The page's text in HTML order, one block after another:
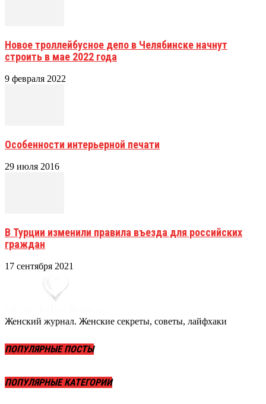
Новое троллейбусное депо в Челябинске начнут
строить в мае 2022 года
9 февраля 2022
Особенности интерьерной печати
29 июля 2016
В Турции изменили правила въезда для российских
граждан
17 сентября 2021
Женский журнал. Женские секреты, советы, лайфхаки
ПОПУЛЯРНЫЕ ПОСТЫ
ПОПУЛЯРНЫЕ КАТЕГОРИИ